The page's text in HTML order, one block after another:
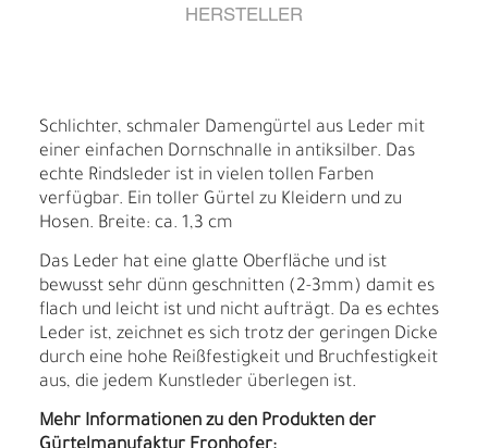
HERSTELLER
Schlichter, schmaler Damengürtel aus Leder mit
einer einfachen Dornschnalle in antiksilber. Das
echte Rindsleder ist in vielen tollen Farben
verfügbar. Ein toller Gürtel zu Kleidern und zu
Hosen. Breite: ca. 1,3 cm
Das Leder hat eine glatte Oberfläche und ist
bewusst sehr dünn geschnitten (2-3mm) damit es
flach und leicht ist und nicht aufträgt. Da es echtes
Leder ist, zeichnet es sich trotz der geringen Dicke
durch eine hohe Reißfestigkeit und Bruchfestigkeit
aus, die jedem Kunstleder überlegen ist.
Mehr Informationen zu den Produkten der